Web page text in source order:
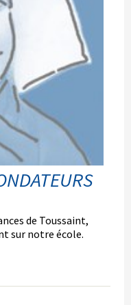
de Toussaint,
sur notre école.